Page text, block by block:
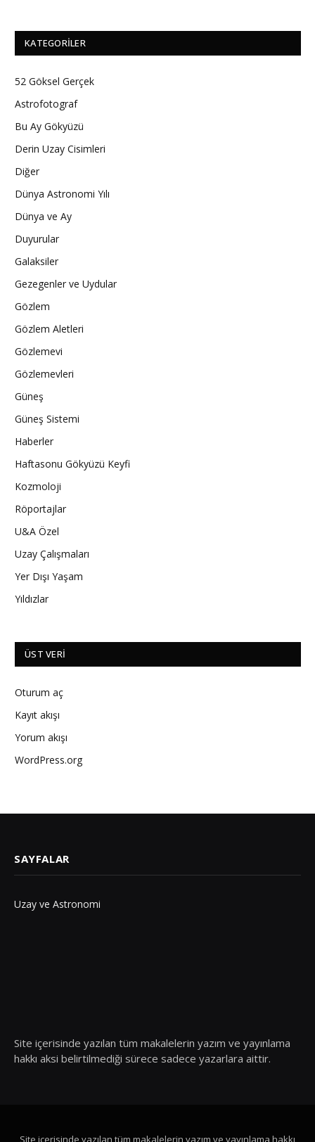
KATEGORILER
52 Göksel Gerçek
Astrofotograf
Bu Ay Gökyüzü
Derin Uzay Cisimleri
Diğer
Dünya Astronomi Yılı
Dünya ve Ay
Duyurular
Galaksiler
Gezegenler ve Uydular
Gözlem
Gözlem Aletleri
Gözlemevi
Gözlemevleri
Güneş
Güneş Sistemi
Haberler
Haftasonu Gökyüzü Keyfi
Kozmoloji
Röportajlar
U&A Özel
Uzay Çalışmaları
Yer Dışı Yaşam
Yıldızlar
ÜST VERI
Oturum aç
Kayıt akışı
Yorum akışı
WordPress.org
SAYFALAR
Uzay ve Astronomi
Site içerisinde yazılan tüm makalelerin yazım ve yayınlama
hakkı aksi belirtilmediği sürece sadece yazarlara aittir.
Site içerisinde yazılan tüm makalelerin yazım ve yayınlama hakkı